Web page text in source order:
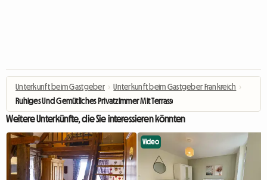
Unterkunft beim Gastgeber › Unterkunft beim Gastgeber Frankreich ›
Ruhiges Und Gemütliches Privatzimmer Mit Terrasse Und WLAN61
Weitere Unterkünfte, die Sie interessieren könnten
Video